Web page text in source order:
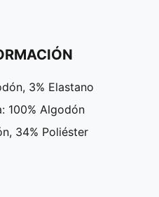
3% Elastano
100% Algodón
34% Poliéster